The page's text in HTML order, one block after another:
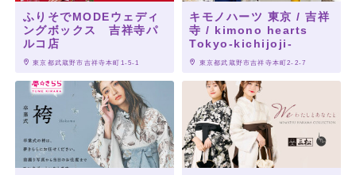
ふりそでMODEウェディ
ングボックス 吉祥寺パ
ルコ店
東京都武蔵野市吉祥寺本町1-5-1
キモノハーツ 東京 / 吉祥
寺 / kimono hearts
Tokyo-kichijoji-
東京都武蔵野市吉祥寺本町2-2-7